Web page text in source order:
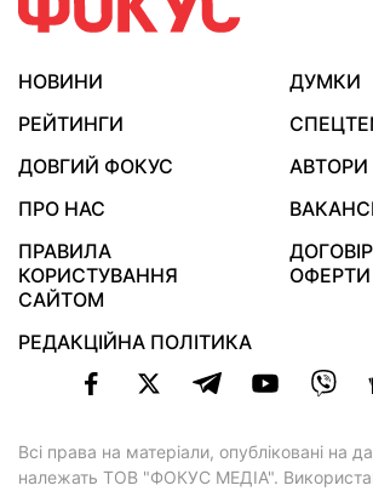
НОВИНИ
ДУМКИ
РЕЙТИНГИ
ДОВГИЙ ФОКУС
АВТОРИ
ПРО НАС
ПРАВИЛА
КОРИСТУВАННЯ
САЙТОМ
ОФЕРТИ
РЕДАКЦІЙНА ПОЛІТИКА
Всі права на матеріали, опубліковані на
належать ТОВ "ФОКУС МЕДІА".